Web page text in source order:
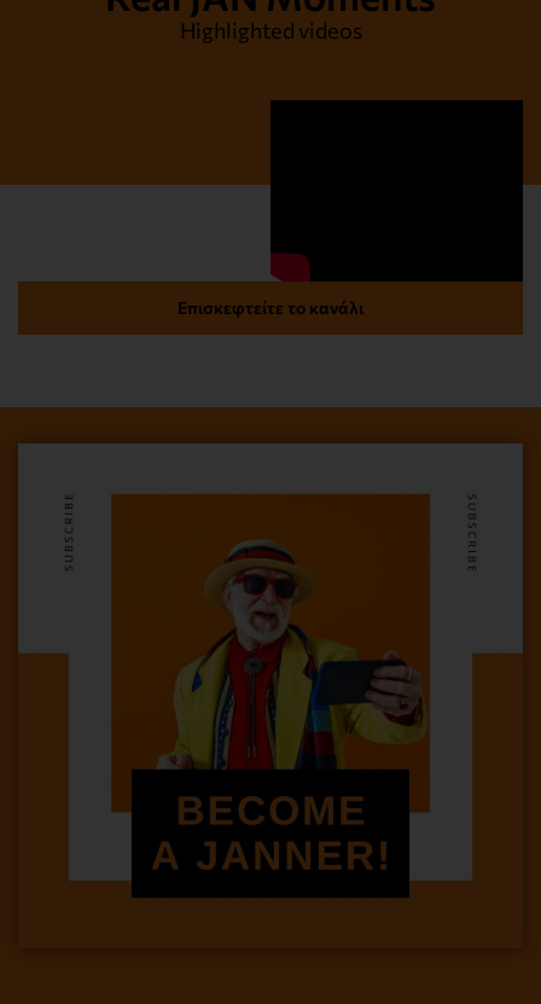
Highlighted videos
Επισκεφτείτε το κανάλι